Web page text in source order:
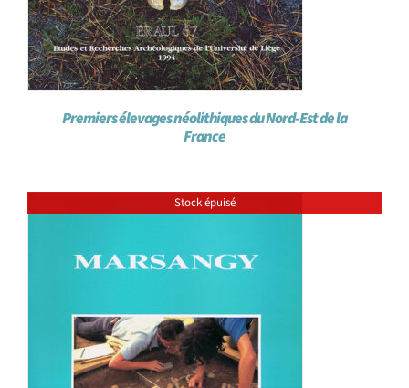
Premiers élevages néolithiques du Nord-Est de la
France
Stock épuisé